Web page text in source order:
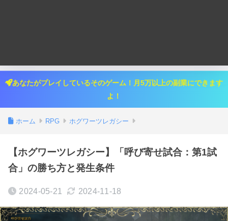
あなたがプレイしているそのゲーム！月5万以上の副業にできます
よ！
ホーム RPG ホグワーツレガシー
【ホグワーツレガシー】「呼び寄せ試合：第1試
合」の勝ち方と発生条件
2024-05-21 2024-11-18